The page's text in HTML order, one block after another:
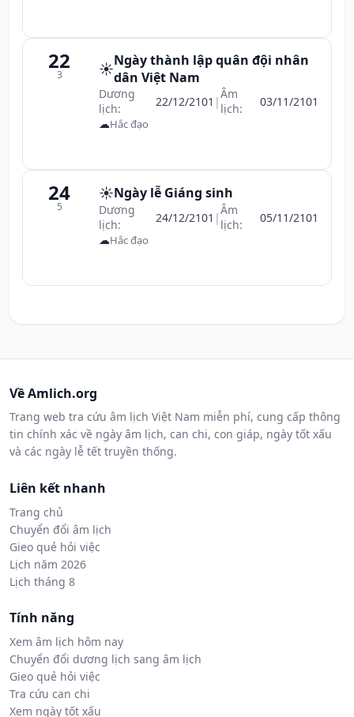
22
3 ☀️Ngày thành lập quân đội nhân
dân Việt Nam
Dương
lịch:
22/12/2101 |Âm
lịch:
03/11/2101
☁Hắc đạo
24
5
☀️Ngày lễ Giáng sinh
Dương
lịch:
24/12/2101 |Âm
lịch:
05/11/2101
☁Hắc đạo
Về Amlich.org
Trang web tra cứu âm lịch Việt Nam miễn phí, cung cấp thông
tin chính xác về ngày âm lịch, can chi, con giáp, ngày tốt xấu
và các ngày lễ tết truyền thống.
Liên kết nhanh
Trang chủ
Chuyển đổi âm lịch
Gieo quẻ hỏi việc
Lịch năm 2026
Lịch tháng 8
Tính năng
Xem âm lịch hôm nay
Chuyển đổi dương lịch sang âm lịch
Gieo quẻ hỏi việc
Tra cứu can chi
Xem ngày tốt xấu